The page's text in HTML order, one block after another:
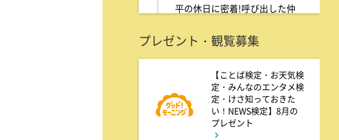
平の休日に密着!呼び出した仲
バチバチSTAR
4:30
プレゼント・観覧募集
【ことば検定・お天気検
定・みんなのエンタメ検
定・けさ知っておきた
い！NEWS検定】8月の
プレゼント